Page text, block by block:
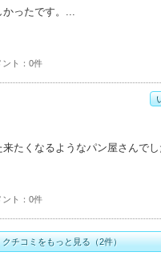
ン・ド・ヴレ）」おすすめ度
ったです。
ント 0件
ン・ド・ヴレ）」おすすめ度
たくなるようなパン屋さんでし
ント 0件
クチコミをもっと見る（2件）